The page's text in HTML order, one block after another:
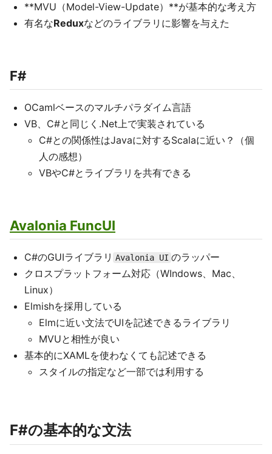
**MVU（Model-View-Update）**が基本的な考え方
有名なReduxなどのライブラリに影響を与えた
F#
OCamlベースのマルチパラダイム言語
VB、C#と同じく.Net上で実装されている
C#との関係性はJavaに対するScalaに近い？（個
人の感想）
VBやC#とライブラリを共有できる
Avalonia FuncUI
C#のGUIライブラリ Avalonia UI のラッパー
クロスプラットフォーム対応（WIndows、Mac、
Linux）
Elmishを採用している
Elmに近い文法でUIを記述できるライブラリ
MVUと相性が良い
基本的にXAMLを使わなくても記述できる
スタイルの指定など一部では利用する
F#の基本的な文法